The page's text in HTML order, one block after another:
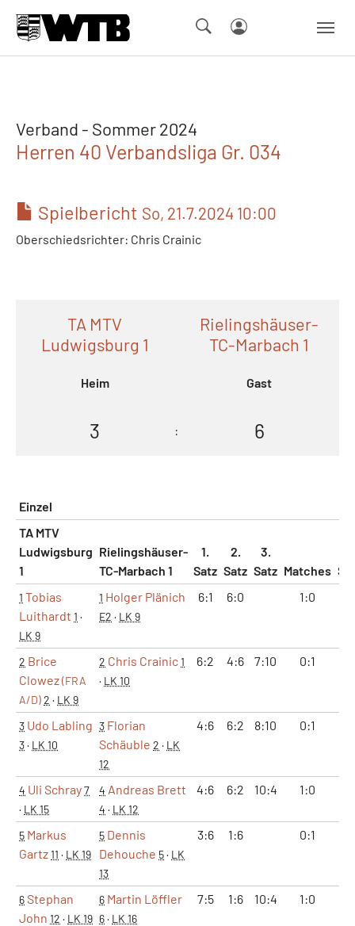
Verband - Sommer 2024
Herren 40 Verbandsliga Gr. 034
Spielbericht So, 21.7.2024 10:00
Oberschiedsrichter: Chris Crainic
TA MTV
Ludwigsburg 1
Heim
Rielingshäuser-
TC-Marbach 1
Gast
3 : 6
Einzel
TA MTV
Ludwigsburg
1
Rielingshäuser-
TC-Marbach 1
1.
Satz
2.
Satz
3.
Satz Matches
1 Tobias
Luithardt 1 ·
LK 9
1 Holger Plänich
E2 · LK 9
6:1 6:0 1:0
2 Brice
Clowez(FRA
A/D)2 · LK 9
2 Chris Crainic1
· LK 10
6:2 4:6 7:10 0:1
3 Udo Labling
3· LK 10
3 Florian
Schäuble 2 · LK
12
4:6 6:2 8:10 0:1
4 Uli Schray7
· LK 15
4 Andreas Brett
4 · LK 12
4:6 6:2 10:4 1:0
5 Markus
Gartz11 · LK 19
5 Dennis
Dehouche 5· LK
13
3:6 1:6 0:1
6Stephan
John 12 · LK 19
6 Martin Löffler
6· LK 16
7:5 1:6 10:4 1:0